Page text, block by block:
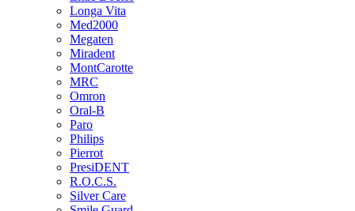
Longa Vita
Med2000
Megaten
Miradent
MontCarotte
MRC
Omron
Oral-B
Paro
Philips
Pierrot
PresiDENT
R.O.C.S.
Silver Care